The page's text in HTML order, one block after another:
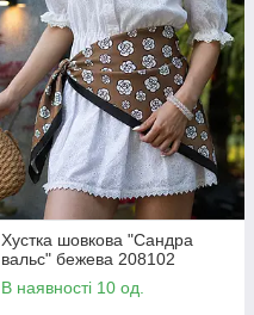
Хустка шовкова "Сандра
вальс" бежева 208102
В наявності 10 од.